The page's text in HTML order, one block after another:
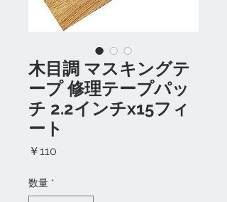
木目調 マスキングテ
ープ 修理テープパッ
チ 2.2インチx15フィ
ート
￥110
数量 *